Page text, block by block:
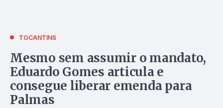
TOCANTINS
Mesmo sem assumir o mandato,
Eduardo Gomes articula e
consegue liberar emenda para
Palmas